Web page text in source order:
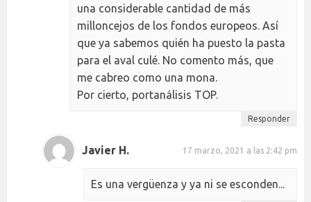
una considerable cantidad de más
milloncejos de los fondos europeos. Así
que ya sabemos quién ha puesto la pasta
para el aval culé. No comento más, que
me cabreo como una mona.
Por cierto, portanálisis TOP.
Responder
Javier H. 17 marzo, 2021 a las 2:42 pm
Es una vergüenza y ya ni se esconden...